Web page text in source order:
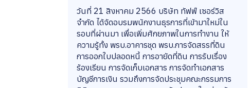
วันที่ 21 สิงหาคม 2566 บริษัท ทัฟฟ์ เซอร์วิส
จำกัด ได้จัดอบรมพนักงานธุรการที่เข้ามาใหม่ใน
รอบที่ผ่านมา เพื่อเพิ่มศักยภาพในการทำงาน ให้
ความรู้ทั้ง พรบ.อาคารชุด พรบ.การจัดสรรที่ดิน
การออกใบปลอดหนี้ การอายัดที่ดิน การรับเรื่อง
ร้องเรียน การจัดเก็บเอกสาร การจัดทำเอกสาร
บัญชีการเงิน รวมถึงการจัดประชุมคณะกรรมการ